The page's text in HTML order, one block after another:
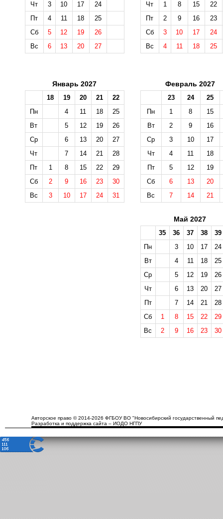
Чт
3 10 17
24
Пт
4 11 18
25
Сб
5 12 19
26
Вс
6 13 20 27
Чт
1 8 15
22
Пт
2 9 16
23
Сб
3 10 17
24
Вс
4 11 18 25
Январь 2027
18 19 20 21
22
Пн
4 11 18
25
Вт
5 12 19
26
Ср
6 13 20
27
Чт
7 14 21
28
Пт
1 8 15 22
29
Сб
2 9 16 23
30
Вс
3 10 17 24 31
Февраль 2027
23 24
25
Пн
1 8
15
Вт
2 9
16
Ср
3 10
17
Чт
4 11
18
Пт
5 12
19
Сб
6 13
20
Вс
7 14 21
Май 2027
35 36 37 38
39
Пн
3 10 17
24
Вт
4 11 18
25
Ср
5 12 19
26
Чт
6 13 20
27
Пт
7 14 21
28
Сб
1 8 15 22
29
Вс
2 9 16 23 30
Авторское право © 2014-2026 ФГБОУ ВО "Новосибирский государственный
Разработка и поддержка сайта – ИОДО НГПУ